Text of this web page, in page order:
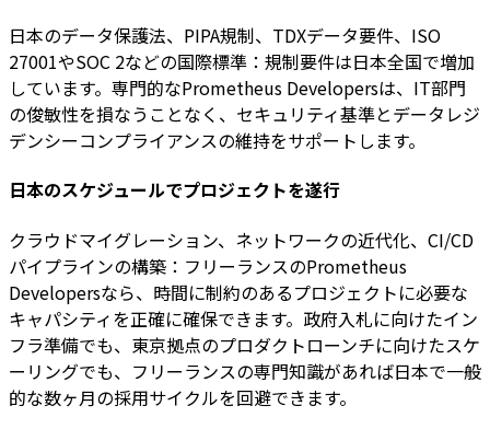
日本のデータ保護法、PIPA規制、TDXデータ要件、ISO
27001やSOC 2などの国際標準：規制要件は日本全国で増加
しています。専門的なPrometheus Developersは、IT部門
の俊敏性を損なうことなく、セキュリティ基準とデータレジ
デンシーコンプライアンスの維持をサポートします。
日本のスケジュールでプロジェクトを遂行
クラウドマイグレーション、ネットワークの近代化、CI/CD
パイプラインの構築：フリーランスのPrometheus
Developersなら、時間に制約のあるプロジェクトに必要な
キャパシティを正確に確保できます。政府入札に向けたイン
フラ準備でも、東京拠点のプロダクトローンチに向けたスケ
ーリングでも、フリーランスの専門知識があれば日本で一般
的な数ヶ月の採用サイクルを回避できます。